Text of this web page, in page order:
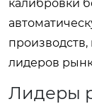
калибровки
лидеров
Лидеры